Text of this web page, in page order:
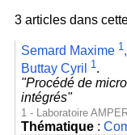
3 articles dans
Semard Maxime 1,
Buttay Cyril
1.
"Procédé de
intégrés"
1 - Laboratoire
Thématique: